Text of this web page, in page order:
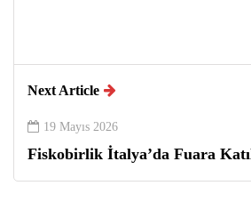
Next Article
19 Mayıs 2026
Fiskobirlik İtalya’da Fuara